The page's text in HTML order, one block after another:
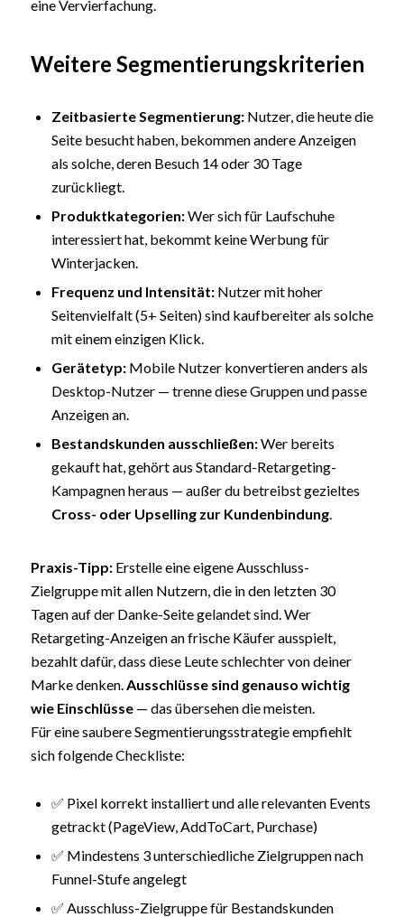
eine Vervierfachung.
Weitere Segmentierungskriterien
Zeitbasierte Segmentierung:Nutzer, die heute die
Seite besucht haben, bekommen andere Anzeigen
als solche, deren Besuch 14 oder 30 Tage
zurückliegt.
Produktkategorien:Wer sich für Laufschuhe
interessiert hat, bekommt keine Werbung für
Winterjacken.
Frequenz und Intensität:Nutzer mit hoher
Seitenvielfalt (5+ Seiten) sind kaufbereiter als solche
mit einem einzigen Klick.
Gerätetyp:Mobile Nutzer konvertieren anders als
Desktop-Nutzer — trenne diese Gruppen und passe
Anzeigen an.
Bestandskunden ausschließen:Wer bereits
gekauft hat, gehört aus Standard-Retargeting-
Kampagnen heraus — außer du betreibst gezieltes
Cross- oder Upselling zur Kundenbindung.
Praxis-Tipp:Erstelle eine eigene Ausschluss-
Zielgruppe mit allen Nutzern, die in den letzten 30
Tagen auf der Danke-Seite gelandet sind. Wer
Retargeting-Anzeigen an frische Käufer ausspielt,
bezahlt dafür, dass diese Leute schlechter von deiner
Marke denken.Ausschlüsse sind genauso wichtig
wie Einschlüsse— das übersehen die meisten.
Für eine saubere Segmentierungsstrategie empfiehlt
sich folgende Checkliste:
✅ Pixel korrekt installiert und alle relevanten Events
getrackt (PageView, AddToCart, Purchase)
✅ Mindestens 3 unterschiedliche Zielgruppen nach
Funnel-Stufe angelegt
✅ Ausschluss-Zielgruppe für Bestandskunden